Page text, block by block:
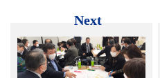
Next